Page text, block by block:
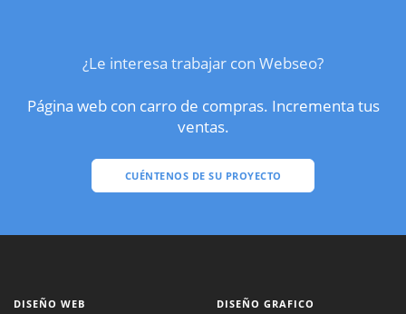
¿Le interesa trabajar con Webseo?
Página web con carro de compras. Incrementa tus
ventas.
CUÉNTENOS DE SU PROYECTO
DISEÑO WEB DISEÑO GRAFICO